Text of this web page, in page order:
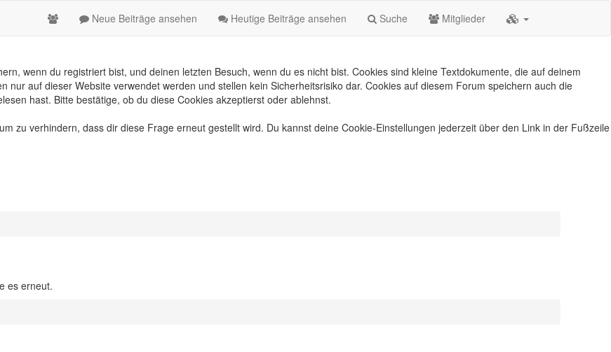
Neue Beiträge ansehen Heutige Beiträge ansehen Suche Mitglieder
wenn du registriert bist, und deinen letzten Besuch, wenn du es nicht bist. Cookies sind kleine Textdokumente, die auf deinem
auf dieser Website verwendet werden und stellen kein Sicherheitsrisiko dar. Cookies auf diesem Forum speichern auch die
hast. Bitte bestätige, ob du diese Cookies akzeptierst oder ablehnst.
zu verhindern, dass dir diese Frage erneut gestellt wird. Du kannst deine Cookie-Einstellungen jederzeit über den Link in der Fußzeile
es erneut.